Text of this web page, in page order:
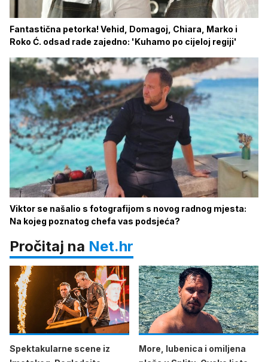
Fantastična petorka! Vehid, Domagoj, Chiara, Marko i
Roko Ć. odsad rade zajedno: 'Kuhamo po cijeloj regiji'
Viktor se našalio s fotografijom s novog radnog mjesta:
Na kojeg poznatog chefa vas podsjeća?
Pročitaj na Net.hr
Spektakularne scene iz
More, lubenica i omiljena